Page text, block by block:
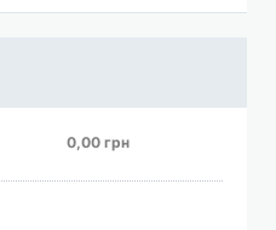
0,00 грн